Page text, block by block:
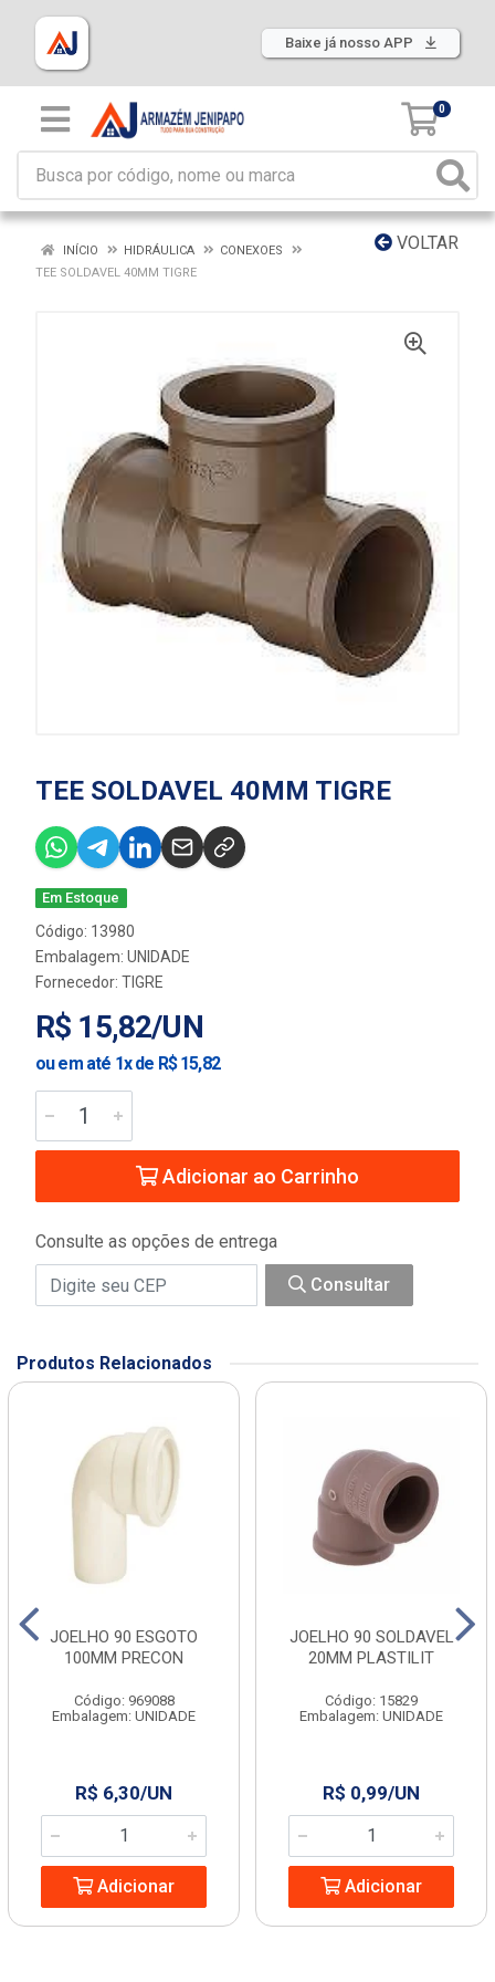
Baixe já nosso APP
0
VOLTAR
INÍCIO HIDRÁULICA
CONEXOES
TEE SOLDAVEL 40MM TIGRE
TEE SOLDAVEL 40MM TIGRE
Em Estoque
Código: 13980
Embalagem: UNIDADE
Fornecedor: TIGRE
R$ 15,82/UN
ou em até 1x de R$ 15,82
Adicionar ao Carrinho
Consulte as opções de entrega
Consultar
Produtos Relacionados
JOELHO 90 ESGOTO
100MM PRECON
Código: 969088
Embalagem: UNIDADE
R$ 6,30/UN
Adicionar
JOELHO 90 SOLDAVEL
20MM PLASTILIT
Código: 15829
Embalagem: UNIDADE
R$ 0,99/UN
Adicionar